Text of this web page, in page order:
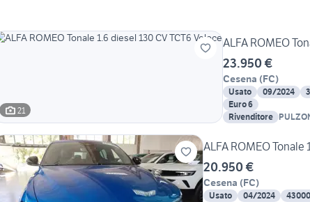
21
ALFA ROMEO
23.950 €
Cesena (FC)
Usato 09/2024
Euro 6
Rivenditore PULZONI
ALFA ROMEO Tonale
20.950 €
Cesena (FC)
Usato 04/2024